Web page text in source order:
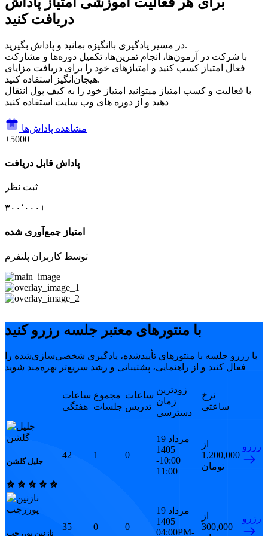
دریافت کنید
در مسیر یادگیری باانگیزه بمانید و پاداش بگیرید.
با شرکت در آزمون‌ها، انجام تمرین‌ها، تکمیل دوره‌ها و مشارکت
فعال امتیاز کسب کنید و امتیازهای خود را برای دریافت مزایای
هیجان‌انگیز استفاده کنید.
با فعالیت و کسب امتیاز میتوانید امتیاز خود را به کیف پول انتقال
دهید و از دوره های وب سایت استفاده کنید
مشاهده پاداش‌ها
+5000
پاداش قابل دریافت
ثبت نظر
۳۰۰٬۰۰۰+
امتیاز جمع‌آوری شده
توسط کاربران پلتفرم
با منتورهای معتبر جلسه رزرو کنید
با رزرو جلسه با منتورهای تأییدشده، یادگیری شخصی‌سازی‌شده را
فعال کنید و از راهنمایی، پشتیبانی و رشد سریع‌تر بهره‌مند شوید
ساعات
هفتگی
مجموع
جلسات
ساعات
تدریس
زودترین
زمان
دسترسی
نرخ
ساعتی
جلیل گلشن
42 1 0
19 مرداد
1405
10:00-
11:00
از
1,200,000
تومان
رزرو
نازنین پوررجب
35 0 0
19 مرداد
1405
04:00PM-
از
300,000
رزرو